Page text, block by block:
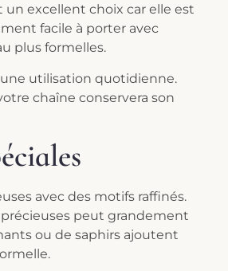
excellent choix car elle est
facile à porter avec
plus formelles.
une utilisation quotidienne.
chaîne conservera son
avec des motifs raffinés.
peut grandement
ou de saphirs ajoutent